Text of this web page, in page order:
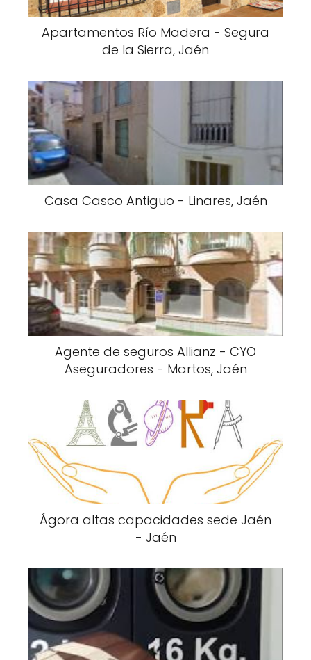
Apartamentos Río Madera - Segura
de la Sierra, Jaén
Casa Casco Antiguo - Linares, Jaén
Agente de seguros Allianz - CYO
Aseguradores - Martos, Jaén
Ágora altas capacidades sede Jaén
- Jaén